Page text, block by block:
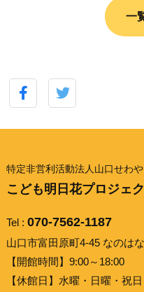
一
特定非営利活動法人山口せわ
こども明日花プロジェ
Tel : 070-7562-1187
山口市富田原町4-45 なのは
【開館時間】9:00～18:00
【休館日】水曜・日曜・祝